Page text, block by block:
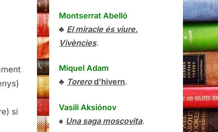
si
Montserrat Abelló
♣ El miracle és viure.
Vivències.
Miquel Adam
♣ Torerod’hivern.
Vasili Aksiónov
♠ Una saga moscovita.